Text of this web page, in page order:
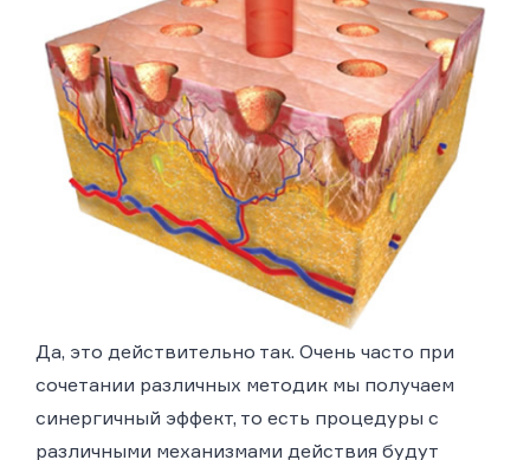
Да, это действительно так. Очень часто при
сочетании различных методик мы получаем
синергичный эффект, то есть процедуры с
различными механизмами действия будут